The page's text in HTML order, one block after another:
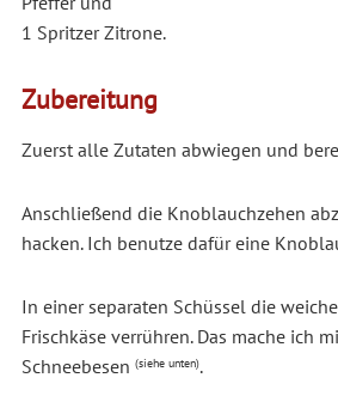
1 Spritzer Zitrone.
Zubereitung
Zuerst alle Zutaten abwiegen und
Anschließend die Knoblauchzehen
hacken. Ich benutze dafür eine
In einer separaten Schüssel die
Frischkäse verrühren. Das mache ich
Schneebesen (siehe unten).